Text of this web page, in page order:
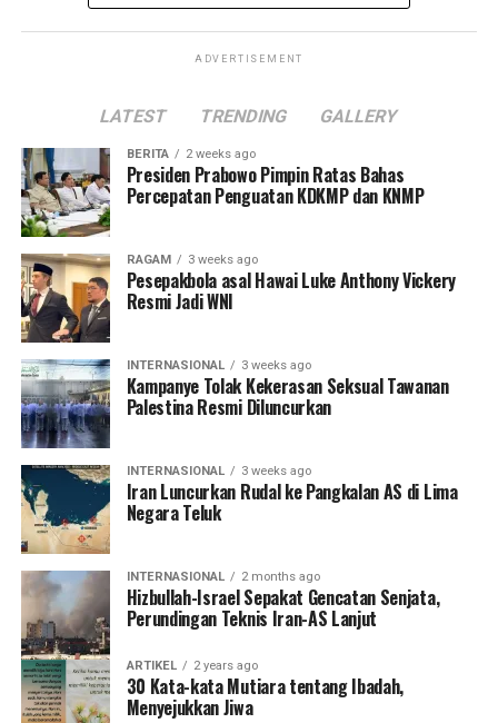
ADVERTISEMENT
LATEST TRENDING GALLERY
BERITA 2 weeks ago
Presiden Prabowo Pimpin Ratas Bahas
Percepatan Penguatan KDKMP dan KNMP
RAGAM 3 weeks ago
Pesepakbola asal Hawai Luke Anthony Vickery
Resmi Jadi WNI
INTERNASIONAL 3 weeks ago
Kampanye Tolak Kekerasan Seksual Tawanan
Palestina Resmi Diluncurkan
INTERNASIONAL 3 weeks ago
Iran Luncurkan Rudal ke Pangkalan AS di Lima
Negara Teluk
INTERNASIONAL 2 months ago
Hizbullah-Israel Sepakat Gencatan Senjata,
Perundingan Teknis Iran-AS Lanjut
ARTIKEL 2 years ago
30 Kata-kata Mutiara tentang Ibadah,
Menyejukkan Jiwa